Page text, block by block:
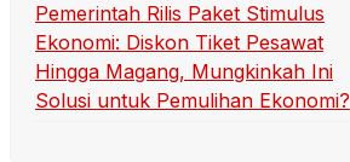
Pemerintah Rilis Paket Stimulus
Ekonomi: Diskon Tiket Pesawat
Hingga Magang, Mungkinkah Ini
Solusi untuk Pemulihan Ekonomi?